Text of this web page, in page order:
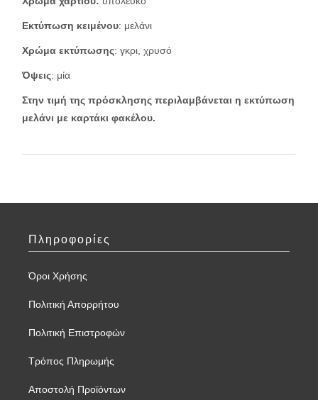
Εκτύπωση κειμένου: μελάνι
Χρώμα εκτύπωσης: γκρι, χρυσό
Όψεις: μία
Στην τιμή της πρόσκλησης περιλαμβάνεται η εκτύπωση
μελάνι με καρτάκι φακέλου.
Πληροφορίες
Όροι Χρήσης
Πολιτική Απορρήτου
Πολιτική Επιστροφών
Τρόπος Πληρωμής
Αποστολή Προϊόντων